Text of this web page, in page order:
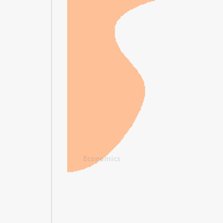
Economics